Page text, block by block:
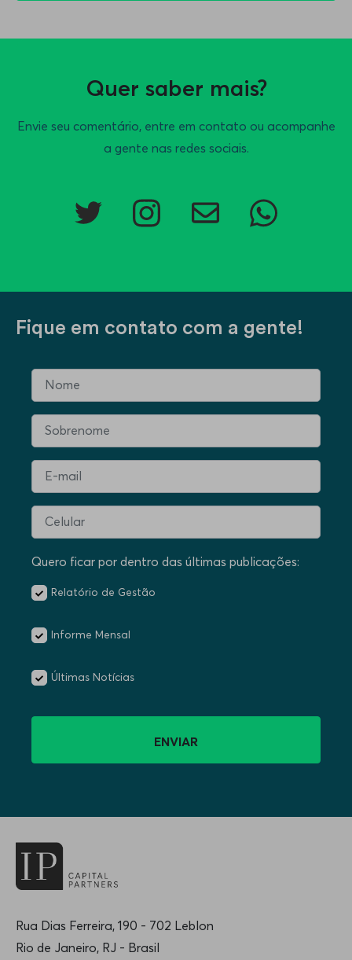
Quer saber mais?
Envie seu comentário, entre em contato ou acompanhe
a gente nas redes sociais.
Fique em contato com a gente!
Quero ficar por dentro das últimas publicações:
Relatório de Gestão
Informe Mensal
Últimas Notícias
Rua Dias Ferreira, 190 - 702 Leblon
Rio de Janeiro, RJ - Brasil